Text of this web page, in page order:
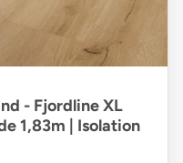
- Fjordline XL
1,83m | Isolation